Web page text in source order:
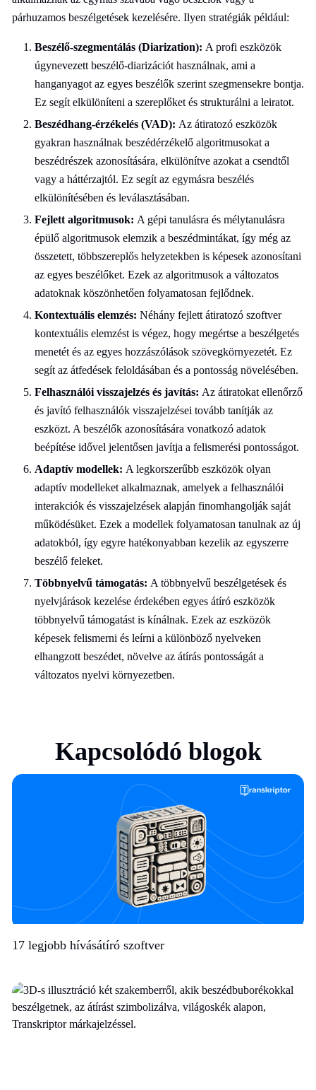
párhuzamos beszélgetések kezelésére. Ilyen stratégiák például:
Beszélő-szegmentálás (Diarization): A profi eszközök
úgynevezett beszélő-diarizációt használnak, ami a
hanganyagot az egyes beszélők szerint szegmensekre bontja.
Ez segít elkülöníteni a szereplőket és strukturálni a leiratot.
Beszédhang-érzékelés (VAD): Az átiratozó eszközök
gyakran használnak beszédérzékelő algoritmusokat a
beszédrészek azonosítására, elkülönítve azokat a csendtől
vagy a háttérzajtól. Ez segít az egymásra beszélés
elkülönítésében és leválasztásában.
Fejlett algoritmusok: A gépi tanulásra és mélytanulásra
épülő algoritmusok elemzik a beszédmintákat, így még az
összetett, többszereplős helyzetekben is képesek azonosítani
az egyes beszélőket. Ezek az algoritmusok a változatos
adatoknak köszönhetően folyamatosan fejlődnek.
Kontextuális elemzés: Néhány fejlett átiratozó szoftver
kontextuális elemzést is végez, hogy megértse a beszélgetés
menetét és az egyes hozzászólások szövegkörnyezetét. Ez
segít az átfedések feloldásában és a pontosság növelésében.
Felhasználói visszajelzés és javítás: Az átiratokat ellenőrző
és javító felhasználók visszajelzései tovább tanítják az
eszközt. A beszélők azonosítására vonatkozó adatok
beépítése idővel jelentősen javítja a felismerési pontosságot.
Adaptív modellek: A legkorszerűbb eszközök olyan
adaptív modelleket alkalmaznak, amelyek a felhasználói
interakciók és visszajelzések alapján finomhangolják saját
működésüket. Ezek a modellek folyamatosan tanulnak az új
adatokból, így egyre hatékonyabban kezelik az egyszerre
beszélő feleket.
Többnyelvű támogatás: A többnyelvű beszélgetések és
nyelvjárások kezelése érdekében egyes átíró eszközök
többnyelvű támogatást is kínálnak. Ezek az eszközök
képesek felismerni és leírni a különböző nyelveken
elhangzott beszédet, növelve az átírás pontosságát a
változatos nyelvi környezetben.
Kapcsolódó blogok
17 legjobb hívásátíró szoftver